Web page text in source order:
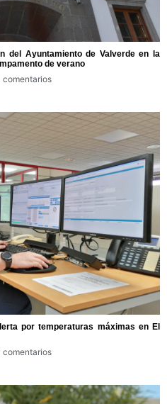
del Ayuntamiento de Valverde en la
de verano
comentarios
por temperaturas máximas en El
comentarios